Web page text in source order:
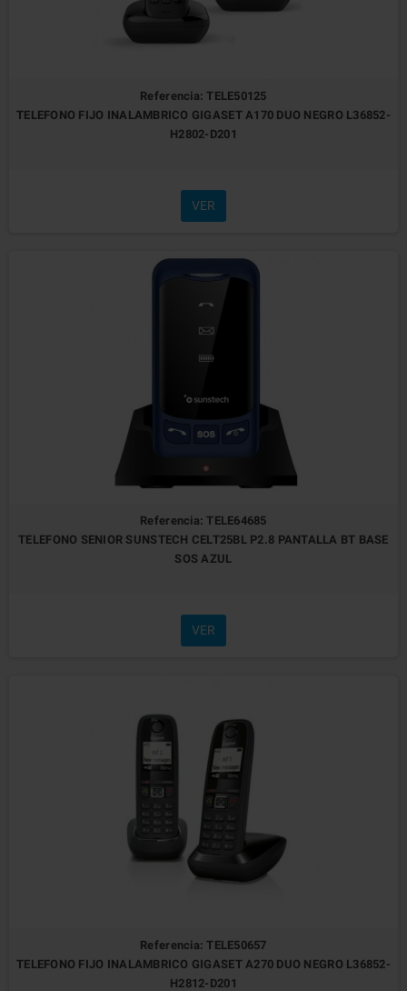
Referencia: TELE50125
TELEFONO FIJO INALAMBRICO GIGASET A170 DUO NEGRO L36852-
H2802-D201
VER
Referencia: TELE64685
TELEFONO SENIOR SUNSTECH CELT25BL P2.8 PANTALLA BT BASE
SOS AZUL
VER
Referencia: TELE50657
TELEFONO FIJO INALAMBRICO GIGASET A270 DUO NEGRO L36852-
H2812-D201